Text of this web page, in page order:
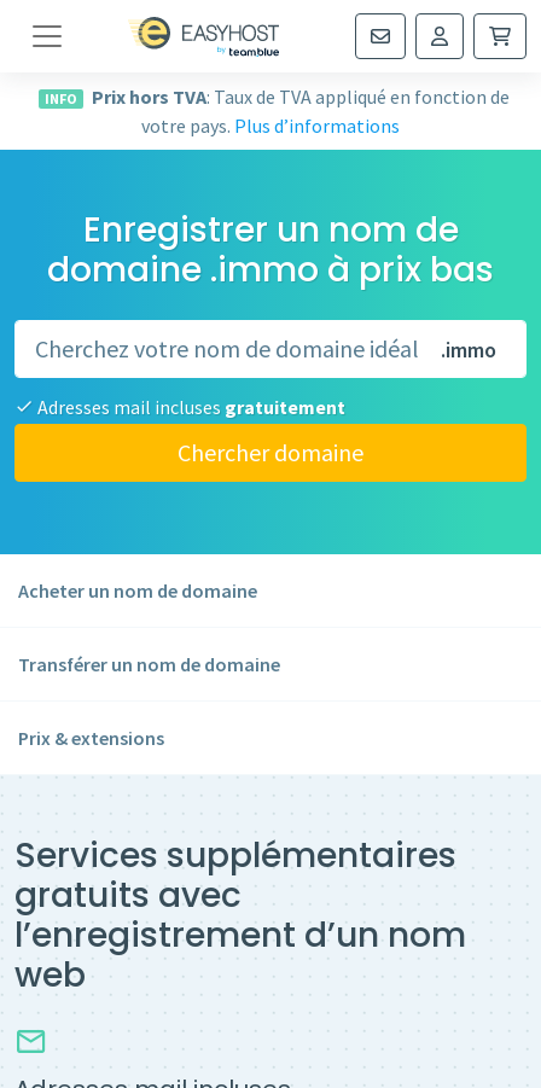
Navigation
INFO Prix hors TVA: Taux de TVA appliqué en fonction de
votre pays. Plus d’informations
Enregistrer un nom de
domaine .immo à prix bas
.immo
Adresses mail incluses gratuitement
Chercher domaine
Acheter un nom de domaine
Transférer un nom de domaine
Prix & extensions
Services supplémentaires
gratuits avec
l’enregistrement d’un nom
web